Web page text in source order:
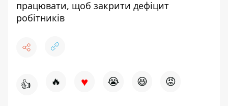
працювати, щоб закрити дефіцит
робітників
👍 🔥 ♥ 😭 😆 😡